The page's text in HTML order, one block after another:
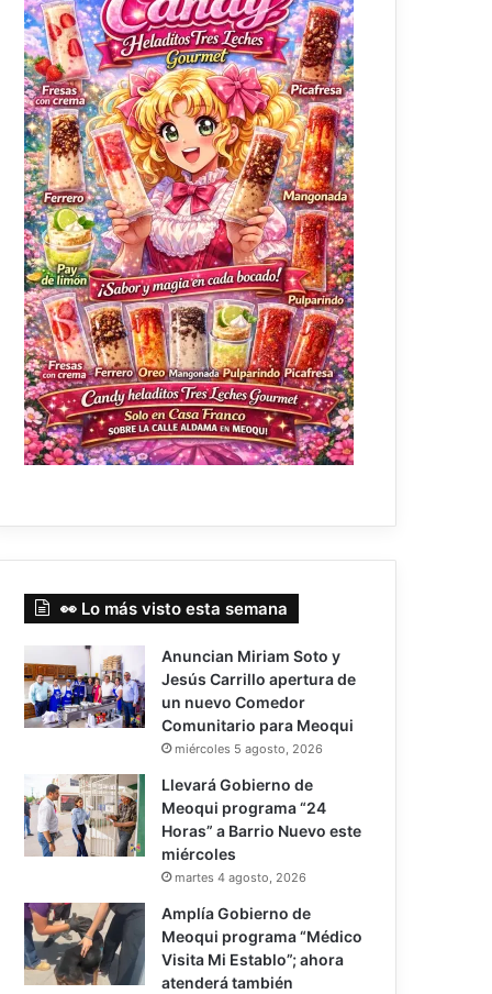
👀 Lo más visto esta semana
Anuncian Miriam Soto y
Jesús Carrillo apertura de
un nuevo Comedor
Comunitario para Meoqui
miércoles 5 agosto, 2026
Llevará Gobierno de
Meoqui programa “24
Horas” a Barrio Nuevo este
miércoles
martes 4 agosto, 2026
Amplía Gobierno de
Meoqui programa “Médico
Visita Mi Establo”; ahora
atenderá también